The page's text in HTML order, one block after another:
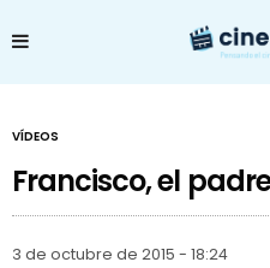
VÍDEOS
Francisco, el
3 de octubre de 2015 - 18:24